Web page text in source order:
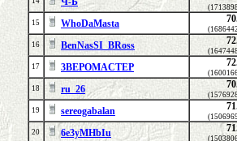
15
WhoDaMasta
16
BenNasSI_BRoss
17
3BEPOMACTEP
18
ru_26
19
sereogabalan
20
6e3yMHbIu